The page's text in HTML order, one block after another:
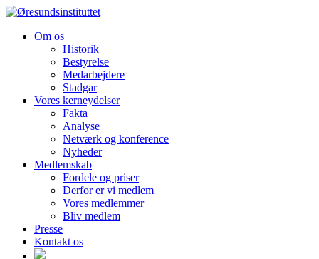
Om os
Historik
Bestyrelse
Medarbejdere
Stadgar
Vores kerneydelser
Fakta
Analyse
Netværk og konference
Nyheder
Medlemskab
Fordele og priser
Derfor er vi medlem
Vores medlemmer
Bliv medlem
Presse
Kontakt os